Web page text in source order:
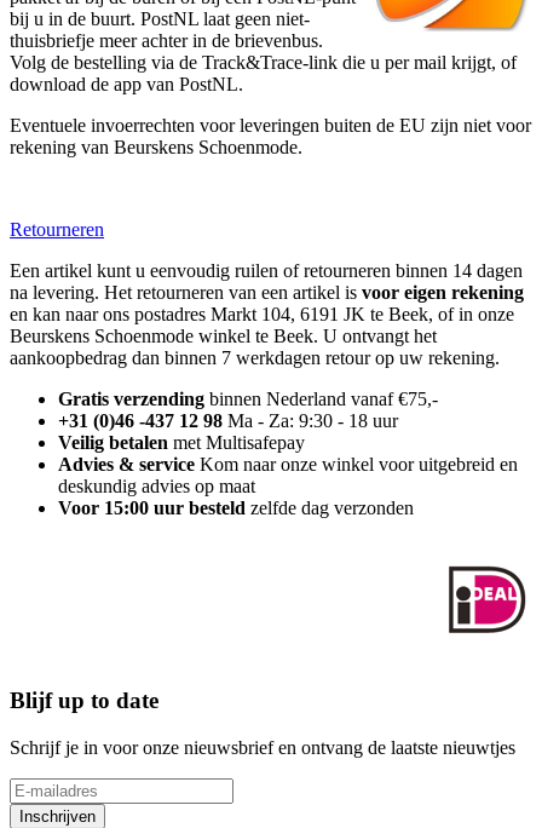
bij u in de buurt. PostNL laat geen niet-
thuisbriefje meer achter in de brievenbus.
Volg de bestelling via de Track&Trace-link die u per mail krijgt, of
download de app van PostNL.
Eventuele invoerrechten voor leveringen buiten de EU zijn niet voor
rekening van Beurskens Schoenmode.
Retourneren
Een artikel kunt u eenvoudig ruilen of retourneren binnen 14 dagen
na levering. Het retourneren van een artikel is voor eigen rekening
en kan naar ons postadres Markt 104, 6191 JK te Beek, of in onze
Beurskens Schoenmode winkel te Beek. U ontvangt het
aankoopbedrag dan binnen 7 werkdagen retour op uw rekening.
Gratis verzending binnen Nederland vanaf €75,-
+31 (0)46 -437 12 98 Ma - Za: 9:30 - 18 uur
Veilig betalen met Multisafepay
Advies & service Kom naar onze winkel voor uitgebreid en
deskundig advies op maat
Voor 15:00 uur besteld zelfde dag verzonden
Blijf up to date
Schrijf je in voor onze nieuwsbrief en ontvang de laatste nieuwtjes
Inschrijven